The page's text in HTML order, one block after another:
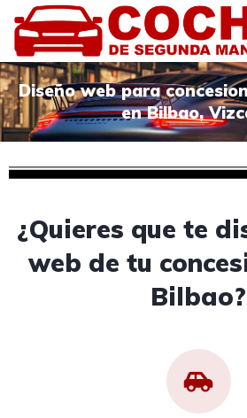
Diseño web para
en Bilbao,
¿Quieres que te
web de tu
Bilbao?